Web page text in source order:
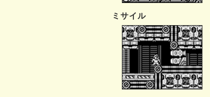
ミサイル